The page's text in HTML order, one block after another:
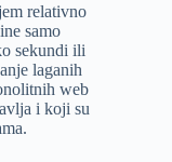
relativno
samo
sekundi ili
laganih
web
i koji su